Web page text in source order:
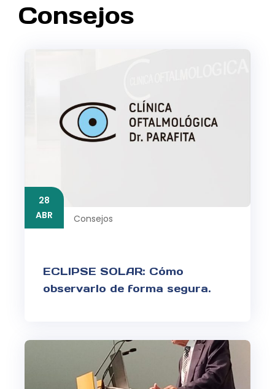
Consejos
28
ABR
Consejos
ECLIPSE SOLAR: Cómo
observarlo de forma segura.